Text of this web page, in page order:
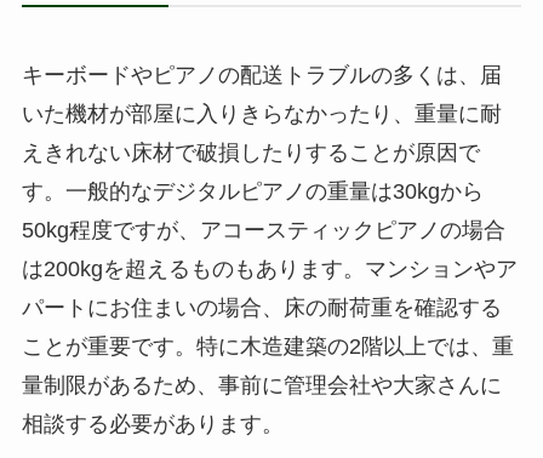
キーボードやピアノの配送トラブルの多くは、届
いた機材が部屋に入りきらなかったり、重量に耐
えきれない床材で破損したりすることが原因で
す。一般的なデジタルピアノの重量は30kgから
50kg程度ですが、アコースティックピアノの場合
は200kgを超えるものもあります。マンションやア
パートにお住まいの場合、床の耐荷重を確認する
ことが重要です。特に木造建築の2階以上では、重
量制限があるため、事前に管理会社や大家さんに
相談する必要があります。